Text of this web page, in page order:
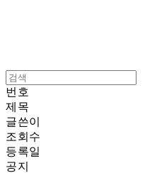
번호
제목
글쓴이
조회수
등록일
공지